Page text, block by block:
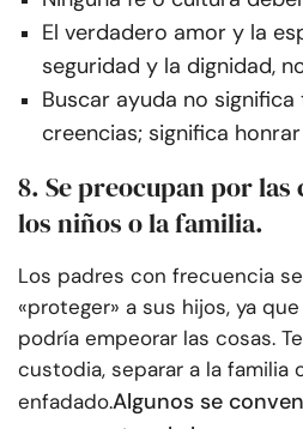
El verdadero amor y la
seguridad y la dignidad,
Buscar ayuda no
creencias; significa
8. Se preocupan por las
los niños o la familia.
Los padres con frecuencia
«proteger» a sus hijos, ya
podría empeorar las cosas.
custodia, separar a la familia
enfadado.Algunos se